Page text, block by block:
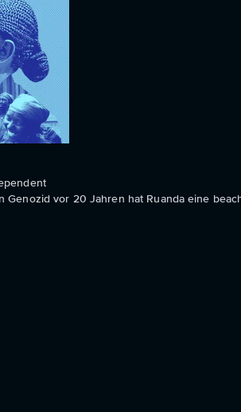
Genozid vor 20 Jahren hat Ruanda eine